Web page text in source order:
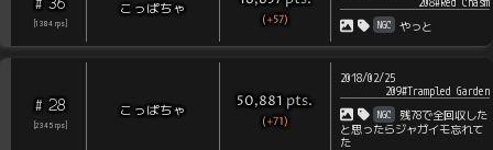
1384 rps
こっぱちゃ
(+57) NGC やっと
# 28
2345 rps
こっぱちゃ 50,881 pts.
(+71)
2018/02/25
209#Trampled Garden
NGC
残78で全回収した
と思ったらジャガイモ忘れて
た